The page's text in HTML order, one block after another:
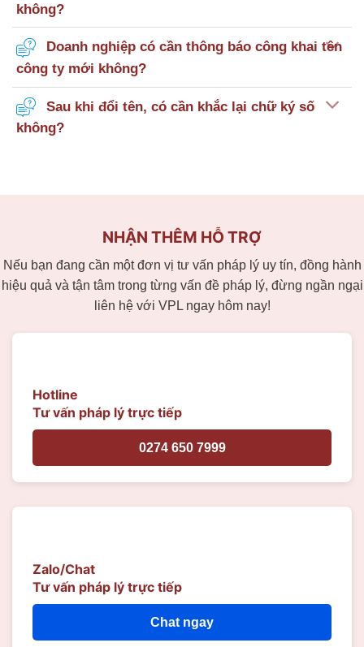
không?
Doanh nghiệp có cần thông báo công khai tên
công ty mới không?
Sau khi đổi tên, có cần khắc lại chữ ký số
không?
NHẬN THÊM HỖ TRỢ
Nếu bạn đang cần một đơn vị tư vấn pháp lý uy tín, đồng hành
hiệu quả và tận tâm trong từng vấn đề pháp lý, đừng ngần ngại
liên hệ với VPL ngay hôm nay!
Hotline
Tư vấn pháp lý trực tiếp
0274 650 7999
Zalo/Chat
Tư vấn pháp lý trực tiếp
Chat ngay